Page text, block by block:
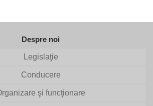
Despre noi
Legislaţie
Conducere
şi funcţionare